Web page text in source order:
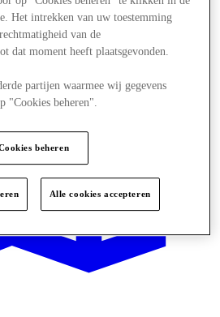
Het intrekken van uw toestemming
van de
dat moment heeft plaatsgevonden.
partijen waarmee wij gegevens
"Cookies beheren".
beheren
Alle cookies accepteren